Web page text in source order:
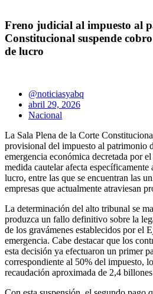
Freno judicial al impuesto al
Constitucional suspende
de lucro
@noticiasyabq
abril 29, 2026
Nacional
La Sala Plena de la Corte
provisional del impuesto al patrimonio
emergencia económica decretada por
medida cautelar afecta específicamente
lucro, entre las que se encuentran las
empresas que actualmente atraviesan
La determinación del alto tribunal se
produzca un fallo definitivo sobre la
de los gravámenes establecidos por el
emergencia. Cabe destacar que los
esta decisión ya efectuaron un primer
correspondiente al 50% del impuesto,
recaudación aproximada de 2,4 billones